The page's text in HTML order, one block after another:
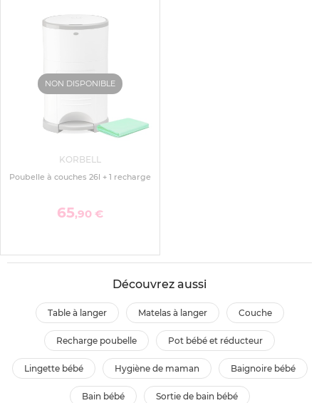
NON DISPONIBLE
KORBELL
Poubelle à couches 26l + 1 recharge
65,90 €
Découvrez aussi
table à langer matelas à langer couche
recharge poubelle pot bébé et réducteur
lingette bébé hygiène de maman baignoire bébé
bain bébé sortie de bain bébé